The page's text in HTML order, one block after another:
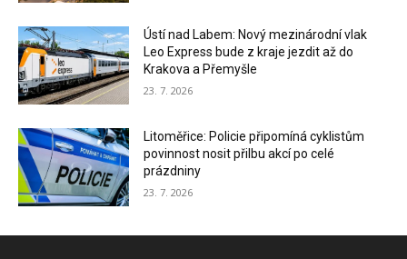
Ústí nad Labem: Nový mezinárodní vlak
Leo Express bude z kraje jezdit až do
Krakova a Přemyšle
23. 7. 2026
Litoměřice: Policie připomíná cyklistům
povinnost nosit přilbu akcí po celé
prázdniny
23. 7. 2026